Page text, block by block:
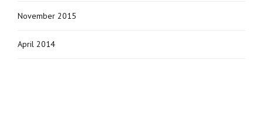
November 2015
April 2014